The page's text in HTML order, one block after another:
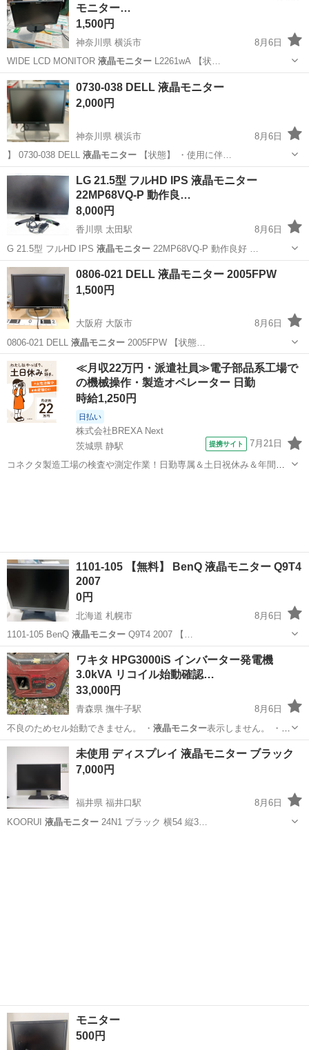
モニター…
1,500円
神奈川県 横浜市
8月6日
WIDE LCD MONITOR 液晶モニター L2261wA 【状…
神奈川 横浜市 lenovo
0730-038 DELL 液晶モニター
2,000円
神奈川県 横浜市
8月6日
】 0730-038 DELL 液晶モニター 【状態】 ・使用に伴…
神奈川 横浜市 周辺機器 液晶モニター
LG 21.5型 フルHD IPS 液晶モニター
22MP68VQ-P 動作良…
8,000円
香川県 太田駅
8月6日
G 21.5型 フルHD IPS 液晶モニター22MP68VQ-P 動作良好 …
香川 高松市 周辺機器
0806-021 DELL 液晶モニター 2005FPW
1,500円
大阪府 大阪市
8月6日
0806-021 DELL 液晶モニター 2005FPW 【状態…
大阪 大阪市 周辺機器 液晶モニター
≪月収22万円・派遣社員≫電子部品系工場で
の機械操作・製造オペレーター 日勤
時給1,250円
日払い
株式会社BREXA Next
茨城県 静駅
提携サイト 7月21日
コネクタ製造工場の検査や測定作業！日勤専属＆土日祝休み＆年間休
1101-105 【無料】 BenQ 液晶モニター Q9T4
2007
0円
北海道 札幌市
8月6日
1101-105 BenQ 液晶モニター Q9T4 2007 【…
北海道 札幌市 家電 BenQ
ワキタ HPG3000iS インバーター発電機
3.0kVA リコイル始動確認…
33,000円
青森県 撫牛子駅
8月6日
不良のためセル始動できません。 ・ 液晶モニター表示しません。 ・リ
コイル始動での…
青森 弘前市 撫牛子駅 その他
未使用 ディスプレイ 液晶モニター ブラック
7,000円
福井県 福井口駅
8月6日
KOORUI 液晶モニター24N1 ブラック 横54 縦3…
モニター
500円